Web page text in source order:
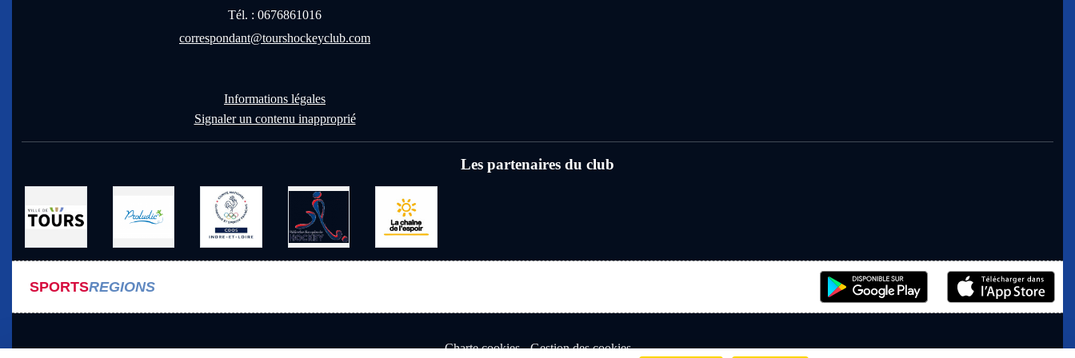
Tél. : 0676861016
correspondant@tourshockeyclub.com
Informations légales
Signaler un contenu inapproprié
Les partenaires du club
SPORTSREGIONS
Charte cookies Gestion des cookies